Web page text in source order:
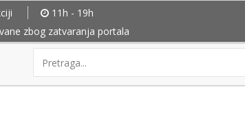
11h - 19h
zbog zatvaranja portala